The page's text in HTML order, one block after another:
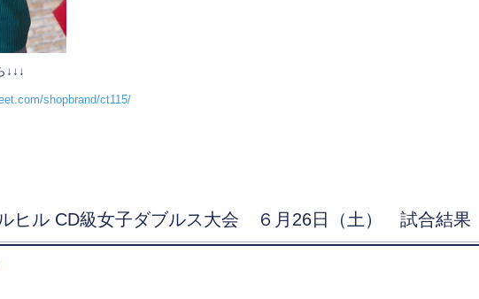
↓↓↓
shopbrand/ct115/
ヒル CD級女子ダブルス大会 ６月26日（土） 試合結果